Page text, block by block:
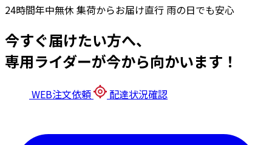
24時間年中無休 集荷からお届け直行 雨の日でも安心
今すぐ届けたい方へ、
専用ライダーが今から向かいます！
WEB注文依頼 配達状況確認